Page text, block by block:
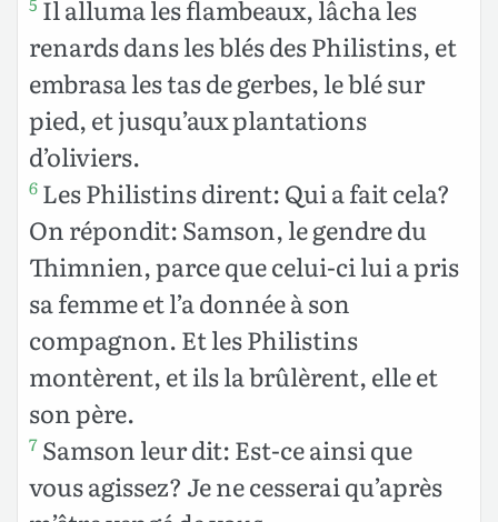
Il alluma les flambeaux, lâcha les
renards dans les blés des Philistins, et
embrasa les tas de gerbes, le blé sur
pied, et jusqu’aux plantations
d’oliviers.
6 Les Philistins dirent: Qui a fait cela?
On répondit: Samson, le gendre du
Thimnien, parce que celui-ci lui a pris
sa femme et l’a donnée à son
compagnon. Et les Philistins
montèrent, et ils la brûlèrent, elle et
son père.
7 Samson leur dit: Est-ce ainsi que
vous agissez? Je ne cesserai qu’après